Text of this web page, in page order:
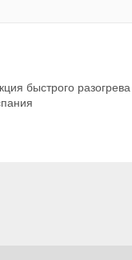
быстрого